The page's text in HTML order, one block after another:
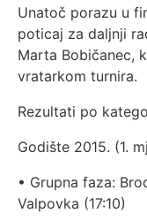
Unatoč porazu u
poticaj za daljnji
Marta Bobičanec,
vratarkom turnira.
Rezultati po
Godište 2015. (1.
• Grupna faza:
Valpovka (17:10)